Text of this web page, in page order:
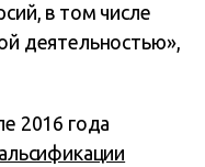
в том числе
деятельностью»,
2016 года